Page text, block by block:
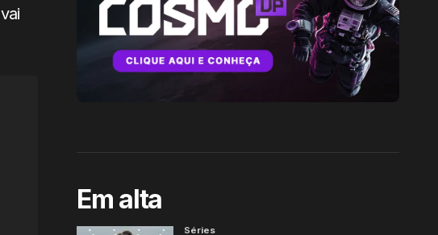
vai
Em alta